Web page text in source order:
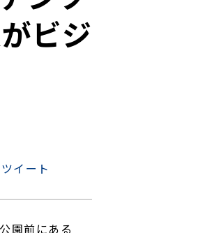
ビジ
ツイート
園前にある